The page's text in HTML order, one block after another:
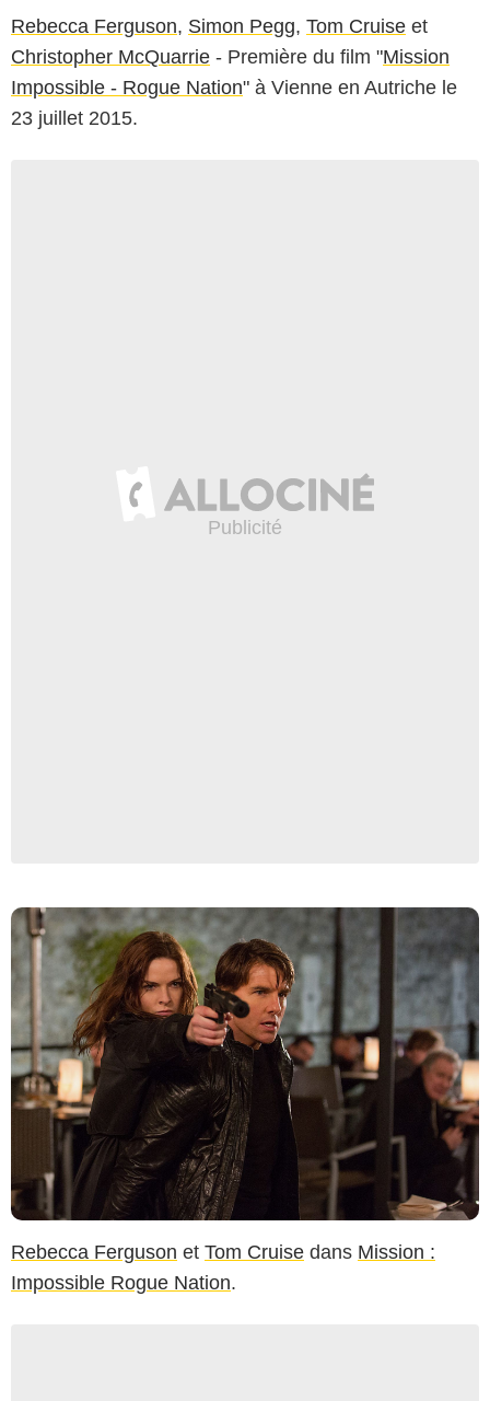
Rebecca Ferguson, Simon Pegg, Tom Cruise et
Christopher McQuarrie - Première du film "Mission
Impossible - Rogue Nation" à Vienne en Autriche le
23 juillet 2015.
Rebecca Ferguson et Tom Cruise dans Mission :
Impossible Rogue Nation.